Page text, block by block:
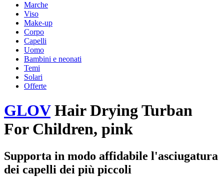
Marche
Viso
Make-up
Corpo
Capelli
Uomo
Bambini e neonati
Temi
Solari
Offerte
GLOVHair Drying Turban
For Children, pink
Supporta in modo affidabile l'asciugatura
dei capelli dei più piccoli